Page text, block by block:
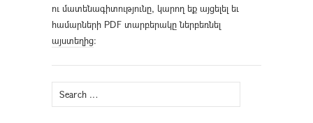
ու մատենագիտությունը, կարող եք այցելել եւ
համարների PDF տարբերակը ներբեռնել
այստեղից։
Search
for: